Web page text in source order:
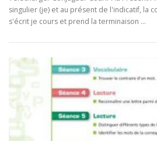
singulier (je) et au présent de l'indicatif, la
s'écrit je cours et prend la terminaison …